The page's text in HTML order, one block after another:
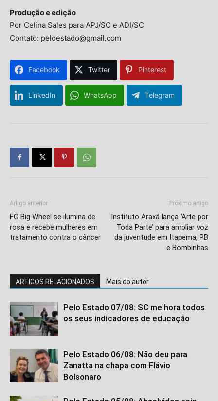
Produção e edição
Por Celina Sales para APJ/SC e ADI/SC
Contato: peloestado@gmail.com
Facebook Twitter Pinterest
LinkedIn WhatsApp Telegram
Artigo anterior
FG Big Wheel se ilumina de
rosa e recebe mulheres em
tratamento contra o câncer
Próximo artigo
Instituto Araxá lança ‘Arte por
Toda Parte’ para ampliar voz
da juventude em Itapema, PB
e Bombinhas
ARTIGOS RELACIONADOS Mais do autor
Pelo Estado 07/08: SC melhora todos
os seus indicadores de educação
Pelo Estado 06/08: Não deu para
Zanatta na chapa com Flávio
Bolsonaro